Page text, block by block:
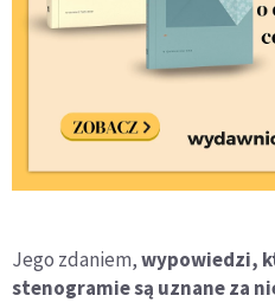
Jego zdaniem,wypowiedzi,
stenogramie są uznane za